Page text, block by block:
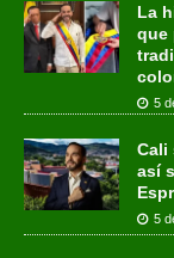
La
que
5
Cali
así
5